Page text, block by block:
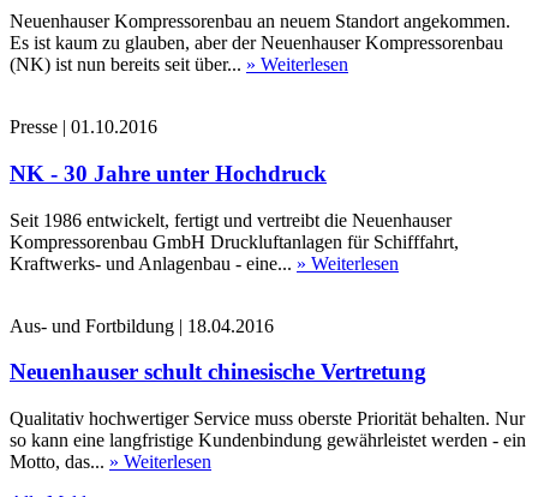
Neuenhauser Kompressorenbau an neuem Standort angekommen.
Es ist kaum zu glauben, aber der Neuenhauser Kompressorenbau
(NK) ist nun bereits seit über... » Weiterlesen
Presse | 01.10.2016
NK - 30 Jahre unter Hochdruck
Seit 1986 entwickelt, fertigt und vertreibt die Neuenhauser
Kompressorenbau GmbH Druckluftanlagen für Schifffahrt,
Kraftwerks- und Anlagenbau - eine... » Weiterlesen
Aus- und Fortbildung | 18.04.2016
Neuenhauser schult chinesische Vertretung
Qualitativ hochwertiger Service muss oberste Priorität behalten. Nur
so kann eine langfristige Kundenbindung gewährleistet werden - ein
Motto, das... » Weiterlesen